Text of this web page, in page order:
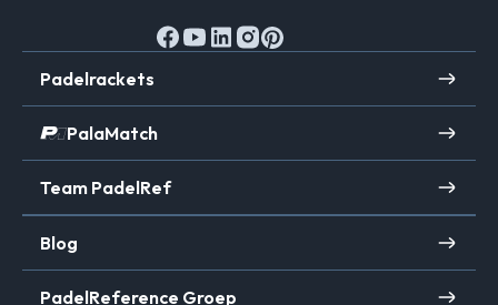
Padelrackets
PalaMatch
Team PadelRef
Blog
PadelReference Groep